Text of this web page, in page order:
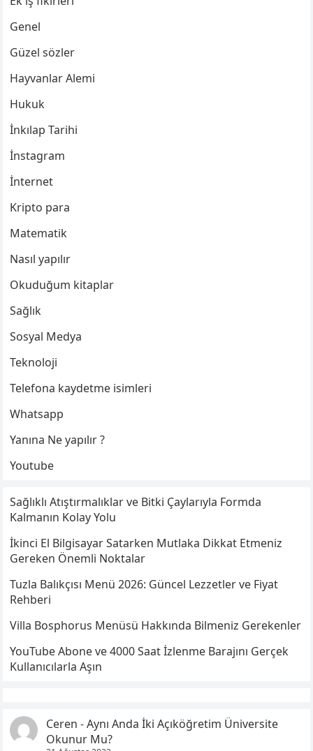
Genel
Güzel sözler
Hayvanlar Alemi
Hukuk
İnkılap Tarihi
İnstagram
İnternet
Kripto para
Matematik
Nasıl yapılır
Okuduğum kitaplar
Sağlık
Sosyal Medya
Teknoloji
Telefona kaydetme isimleri
Whatsapp
Yanına Ne yapılır ?
Youtube
Sağlıklı Atıştırmalıklar ve Bitki Çaylarıyla Formda
Kalmanın Kolay Yolu
İkinci El Bilgisayar Satarken Mutlaka Dikkat Etmeniz
Gereken Önemli Noktalar
Tuzla Balıkçısı Menü 2026: Güncel Lezzetler ve Fiyat
Rehberi
Villa Bosphorus Menüsü Hakkında Bilmeniz Gerekenler
YouTube Abone ve 4000 Saat İzlenme Barajını Gerçek
Kullanıcılarla Aşın
Ceren -Aynı Anda İki Açıköğretim Üniversite
Okunur Mu?